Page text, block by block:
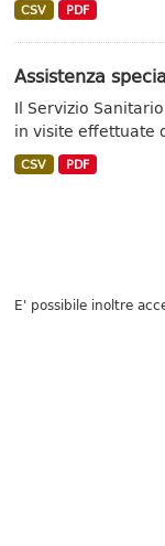
CSV PDF
Assistenza
Il Servizio
in visite effettuate
CSV PDF
E' possibile inoltre